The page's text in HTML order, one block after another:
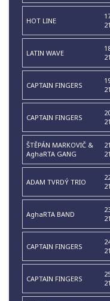
HOT LINE
LATIN WAVE
CAPTAIN FINGERS
CAPTAIN FINGERS
ŠTĚPÁN MARKOVIČ &
AghaRTA GANG
ADAM TVRDÝ TRIO
AghaRTA BAND
CAPTAIN FINGERS
CAPTAIN FINGERS